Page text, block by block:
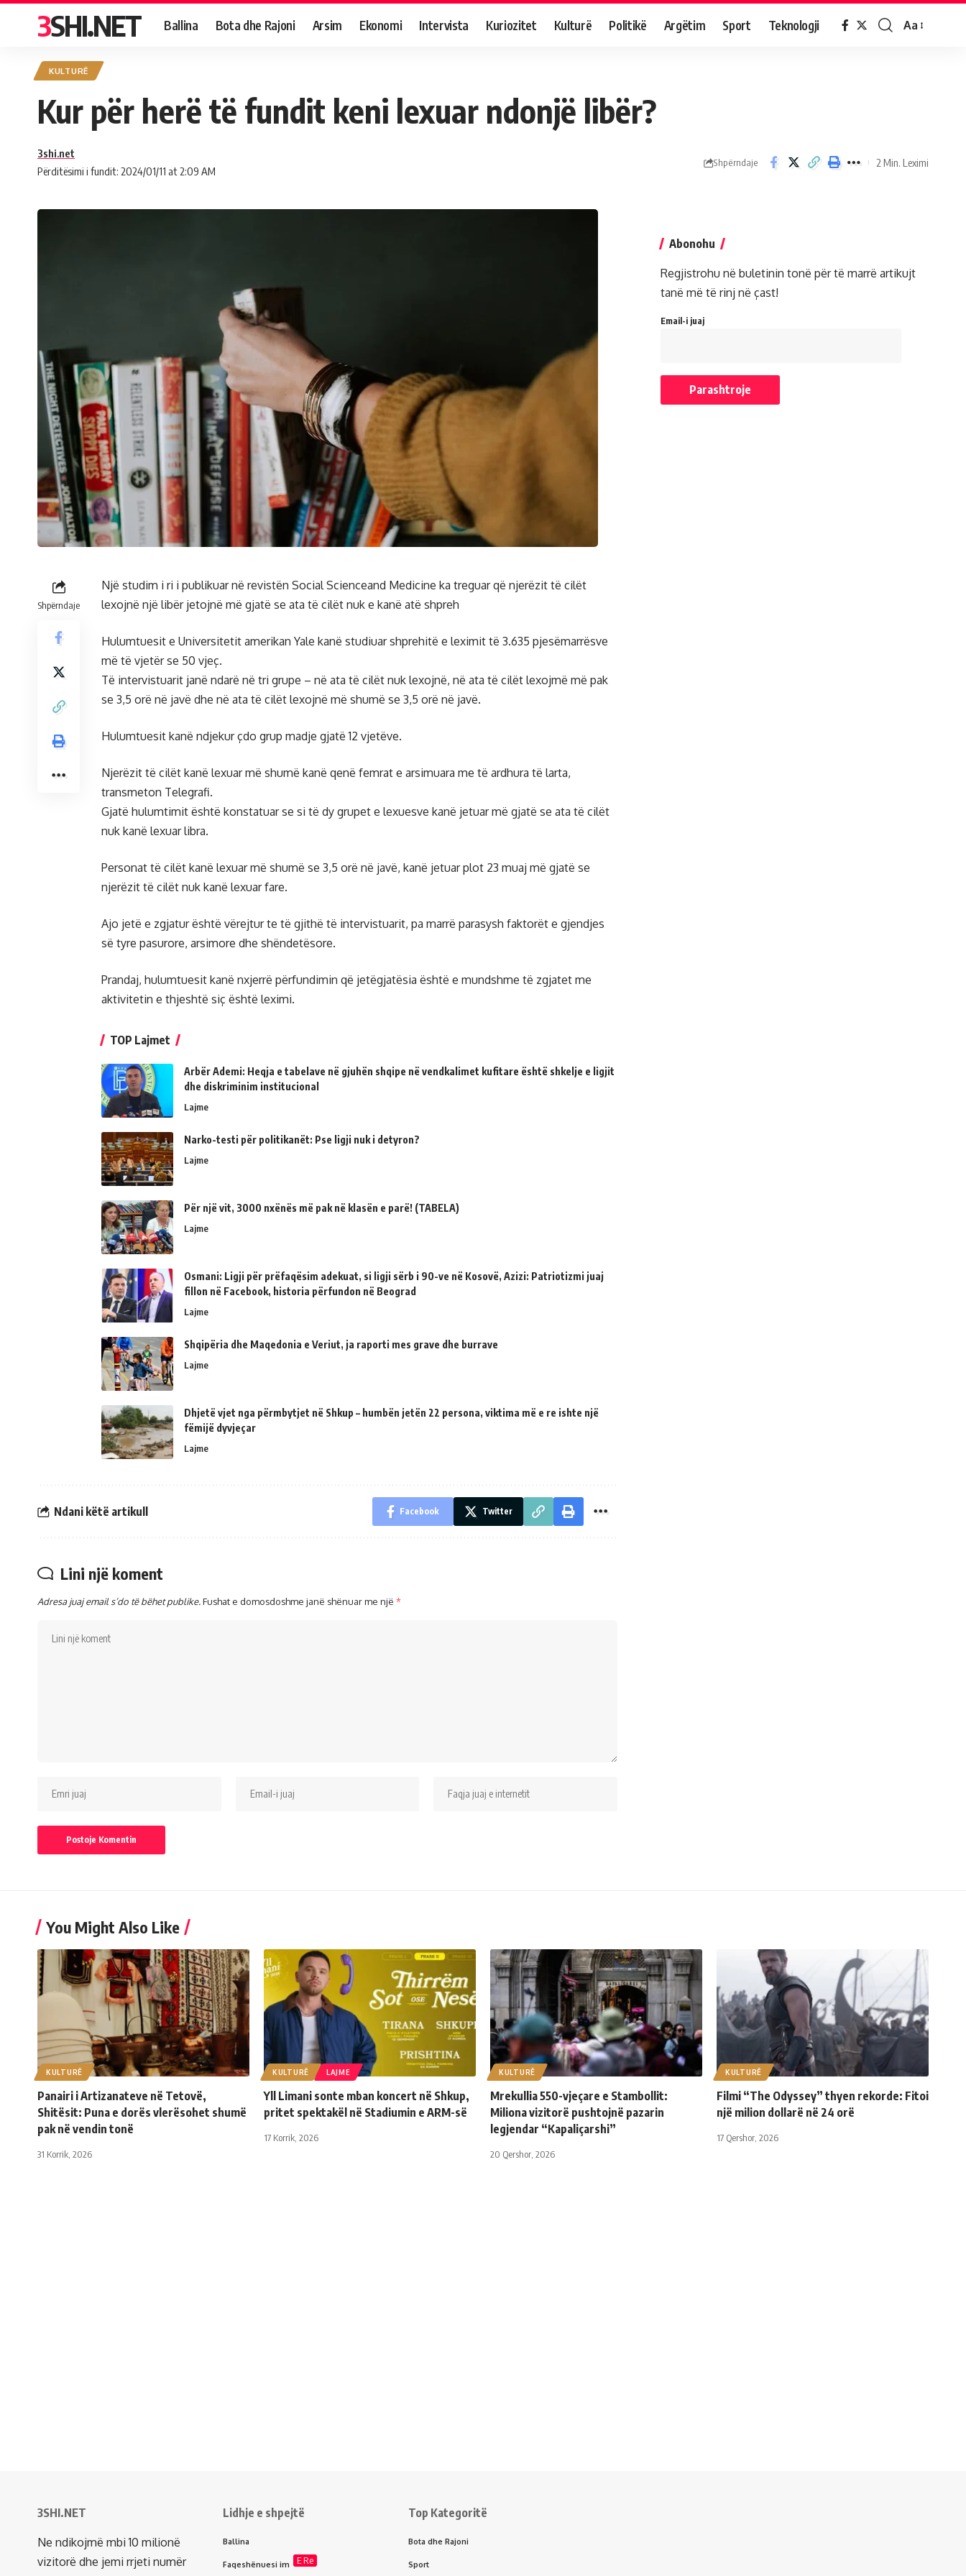
3SHI.NET Ballina Bota dhe Rajoni Arsim Ekonomi Intervista Kuriozitet Kulturë Politikë Argëtim Sport Teknologji Aa
KULTURË
Kur për herë të fundit keni lexuar ndonjë libër?
Përditësimi i fundit: 2024/01/11 at 2:09 AM
3shi.net
Shpërndaje 2 Min. Leximi
Shpërndaje
Një studim i ri i publikuar në revistën Social Scienceand Medicine ka treguar që njerëzit të cilët
lexojnë një libër jetojnë më gjatë se ata të cilët nuk e kanë atë shpreh
Hulumtuesit e Universitetit amerikan Yale kanë studiuar shprehitë e leximit të 3.635 pjesëmarrësve
më të vjetër se 50 vjeç.
Të intervistuarit janë ndarë në tri grupe – në ata të cilët nuk lexojnë, në ata të cilët lexojmë më pak
se 3,5 orë në javë dhe në ata të cilët lexojnë më shumë se 3,5 orë në javë.
Hulumtuesit kanë ndjekur çdo grup madje gjatë 12 vjetëve.
Njerëzit të cilët kanë lexuar më shumë kanë qenë femrat e arsimuara me të ardhura të larta,
transmeton Telegrafi.
Gjatë hulumtimit është konstatuar se si të dy grupet e lexuesve kanë jetuar më gjatë se ata të cilët
nuk kanë lexuar libra.
Personat të cilët kanë lexuar më shumë se 3,5 orë në javë, kanë jetuar plot 23 muaj më gjatë se
njerëzit të cilët nuk kanë lexuar fare.
Ajo jetë e zgjatur është vërejtur te të gjithë të intervistuarit, pa marrë parasysh faktorët e gjendjes
së tyre pasurore, arsimore dhe shëndetësore.
Prandaj, hulumtuesit kanë nxjerrë përfundimin që jetëgjatësia është e mundshme të zgjatet me
aktivitetin e thjeshtë siç është leximi.
TOP Lajmet
Arbër Ademi: Heqja e tabelave në gjuhën shqipe në vendkalimet kufitare është shkelje e ligjit
dhe diskriminim institucional
Lajme
Narko-testi për politikanët: Pse ligji nuk i detyron?
Lajme
Për një vit, 3000 nxënës më pak në klasën e parë! (TABELA)
Lajme
Osmani: Ligji për prëfaqësim adekuat, si ligji sërb i 90-ve në Kosovë, Azizi: Patriotizmi juaj
fillon në Facebook, historia përfundon në Beograd
Lajme
Shqipëria dhe Maqedonia e Veriut, ja raporti mes grave dhe burrave
Lajme
Dhjetë vjet nga përmbytjet në Shkup – humbën jetën 22 persona, viktima më e re ishte një
fëmijë dyvjeçar
Lajme
Ndani këtë artikull Facebook Twitter
Lini një koment
Adresa juaj email s’do të bëhet publike.Fushat e domosdoshme janë shënuar me një *
Abonohu
Regjistrohu në buletinin tonë për të marrë artikujt
tanë më të rinj në çast!
Email-i juaj
You Might Also Like
KULTURË
Panairi i Artizanateve në Tetovë,
Shitësit: Puna e dorës vlerësohet shumë
pak në vendin tonë
31 Korrik, 2026
KULTURË LAJME
Yll Limani sonte mban koncert në Shkup,
pritet spektakël në Stadiumin e ARM-së
17 Korrik, 2026
KULTURË
Mrekullia 550-vjeçare e Stambollit:
Miliona vizitorë pushtojnë pazarin
legjendar “Kapaliçarshi”
20 Qershor, 2026
KULTURË
Filmi “The Odyssey” thyen rekorde: Fitoi
një milion dollarë në 24 orë
17 Qershor, 2026
3SHI.NET
Ne ndikojmë mbi 10 milionë
vizitorë dhe jemi rrjeti numër
Lidhje e shpejtë
Ballina
Faqeshënuesi im E Re
Top Kategoritë
Bota dhe Rajoni
Sport